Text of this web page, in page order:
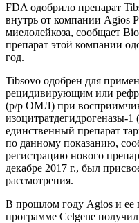
FDA одобрило препарат
внутрь от компании Agios
миелолейкоза, сообщает
препарат этой компании
год.
Tibsovo одобрен для
рецидивирующим или
(р/р ОМЛ) при
изоцитратдегидрогеназы-
единственный препарат
по данному показанию,
регистрацию нового
декабре 2017 г., был
рассмотрения.
В прошлом году Agios и ее
программе Celgene